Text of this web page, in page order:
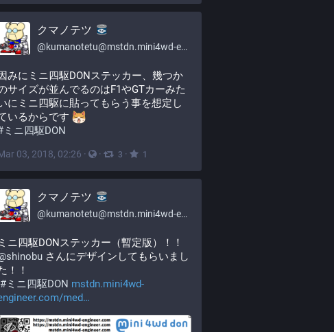
クマノテツ
@kumanotetu@mstdn.mini4wd-engineer.com
みにミニ四駆DONステッカー、幾つか
サイズが並んでるのはF1やGTカーみた
にミニ四駆に貼ってもらう事を想定し
いるからです
ミニ四駆DON
03, 2018, 02:26 · · 3 · 1
クマノテツ
@kumanotetu@mstdn.mini4wd-engineer.com
ミニ四駆DONステッカー（暫定版）！！
shinobu さんにデザインしてもらいまし
！！
#ミニ四駆DON mstdn.mini4wd-
med